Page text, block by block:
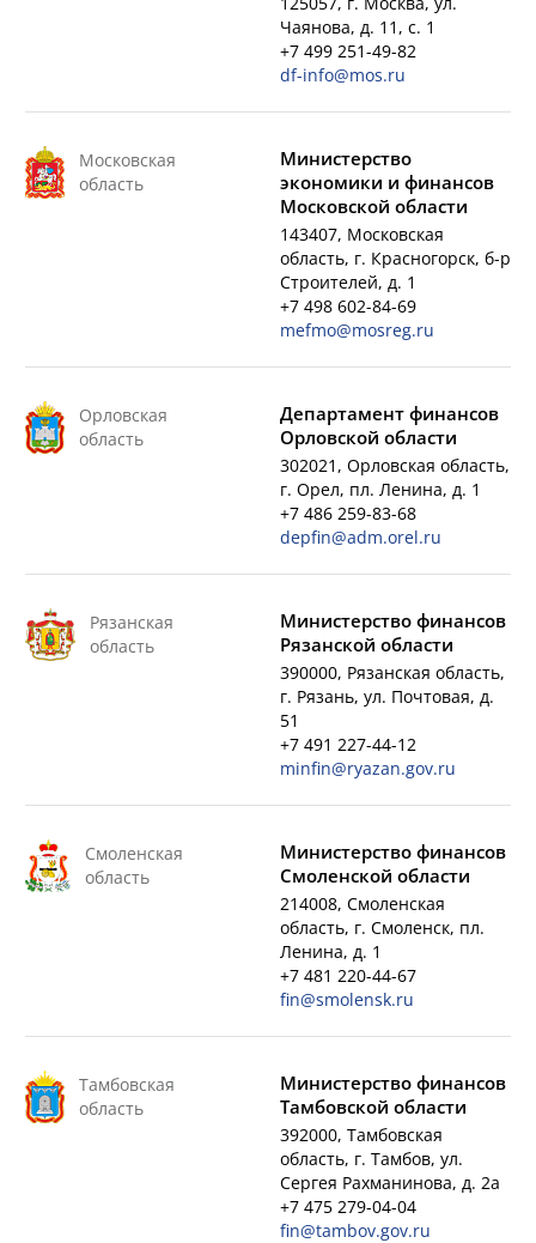
Чаянова, д. 11, с. 1
+7 499 251-49-82
df-info@mos.ru
Московская
область
Министерство
экономики и финансов
Московской области
143407, Московская
область, г. Красногорск, б-р
Строителей, д. 1
+7 498 602-84-69
mefmo@mosreg.ru
Орловская
область
Департамент финансов
Орловской области
302021, Орловская область,
г. Орел, пл. Ленина, д. 1
+7 486 259-83-68
depfin@adm.orel.ru
Рязанская
область
Министерство финансов
Рязанской области
390000, Рязанская область,
г. Рязань, ул. Почтовая, д.
51
+7 491 227-44-12
minfin@ryazan.gov.ru
Смоленская
область
Министерство финансов
Смоленской области
214008, Смоленская
область, г. Смоленск, пл.
Ленина, д. 1
+7 481 220-44-67
fin@smolensk.ru
Тамбовская
область
Министерство финансов
Тамбовской области
392000, Тамбовская
область, г. Тамбов, ул.
Сергея Рахманинова, д. 2а
+7 475 279-04-04
fin@tambov.gov.ru